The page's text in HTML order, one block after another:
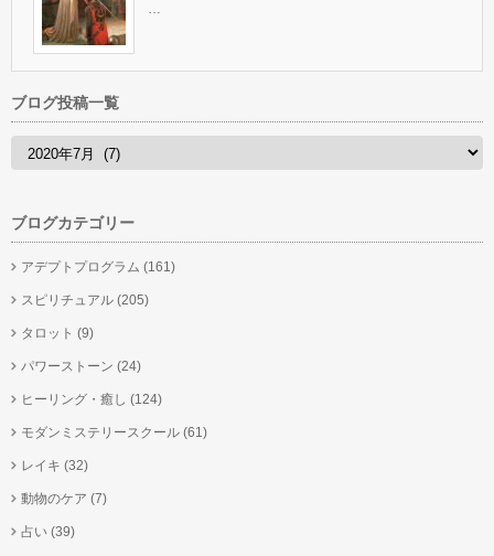
…
ブログ投稿一覧
ブログカテゴリー
アデプトプログラム (161)
スピリチュアル (205)
タロット (9)
パワーストーン (24)
ヒーリング・癒し (124)
モダンミステリースクール (61)
レイキ (32)
動物のケア (7)
占い (39)